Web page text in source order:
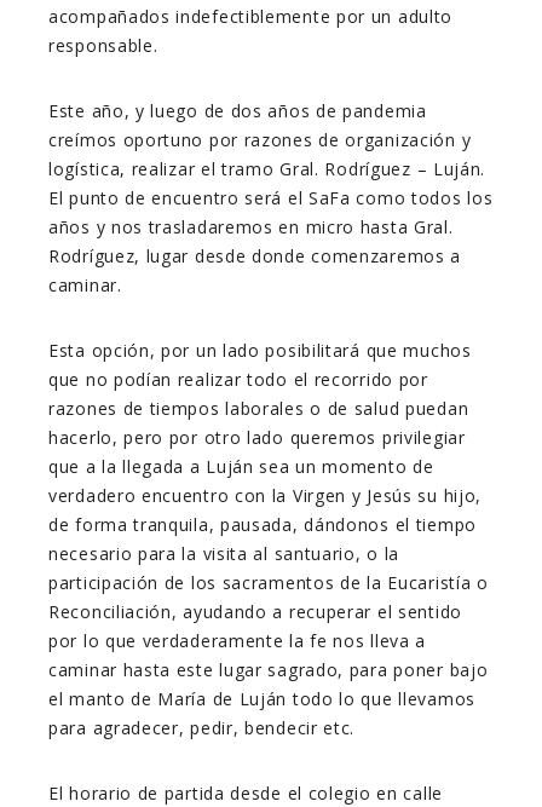
acompañados indefectiblemente por un adulto
responsable.
Este año, y luego de dos años de pandemia
creímos oportuno por razones de organización y
logística, realizar el tramo Gral. Rodríguez – Luján.
El punto de encuentro será el SaFa como todos los
años y nos trasladaremos en micro hasta Gral.
Rodríguez, lugar desde donde comenzaremos a
caminar.
Esta opción, por un lado posibilitará que muchos
que no podían realizar todo el recorrido por
razones de tiempos laborales o de salud puedan
hacerlo, pero por otro lado queremos privilegiar
que a la llegada a Luján sea un momento de
verdadero encuentro con la Virgen y Jesús su hijo,
de forma tranquila, pausada, dándonos el tiempo
necesario para la visita al santuario, o la
participación de los sacramentos de la Eucaristía o
Reconciliación, ayudando a recuperar el sentido
por lo que verdaderamente la fe nos lleva a
caminar hasta este lugar sagrado, para poner bajo
el manto de María de Luján todo lo que llevamos
para agradecer, pedir, bendecir etc.
El horario de partida desde el colegio en calle